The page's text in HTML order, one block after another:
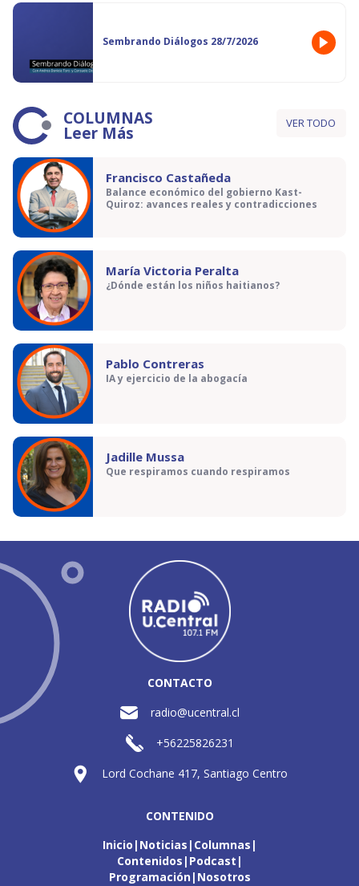
Sembrando Diálogos 28/7/2026
COLUMNAS
Leer Más VER TODO
Francisco Castañeda
Balance económico del gobierno Kast-
Quiroz: avances reales y contradicciones
María Victoria Peralta
¿Dónde están los niños haitianos?
Pablo Contreras
IA y ejercicio de la abogacía
Jadille Mussa
Que respiramos cuando respiramos
CONTACTO
radio@ucentral.cl
+56225826231
Lord Cochane 417, Santiago Centro
CONTENIDO
Inicio Noticias Columnas
Contenidos Podcast
Programación Nosotros